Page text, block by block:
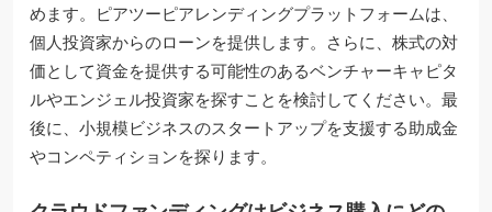
めます。ピアツーピアレンディングプラットフォームは、
個人投資家からのローンを提供します。さらに、株式の対
価として資金を提供する可能性のあるベンチャーキャピタ
ルやエンジェル投資家を探すことを検討してください。最
後に、小規模ビジネスのスタートアップを支援する助成金
やコンペティションを探ります。